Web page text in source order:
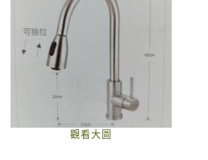
觀看大圖